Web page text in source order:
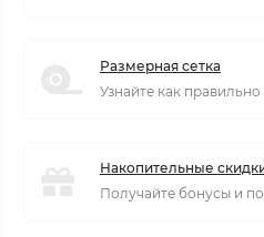
Размерная сетка
Узнайте как
Накопительные
Получайте бонусы и